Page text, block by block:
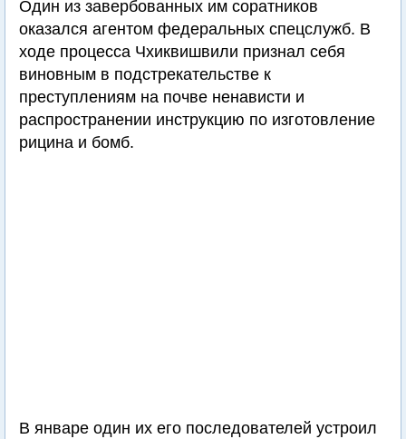
Один из завербованных им соратников
оказался агентом федеральных спецслужб. В
ходе процесса Чхиквишвили признал себя
виновным в подстрекательстве к
преступлениям на почве ненависти и
распространении инструкцию по изготовление
рицина и бомб.
В январе один их его последователей устроил